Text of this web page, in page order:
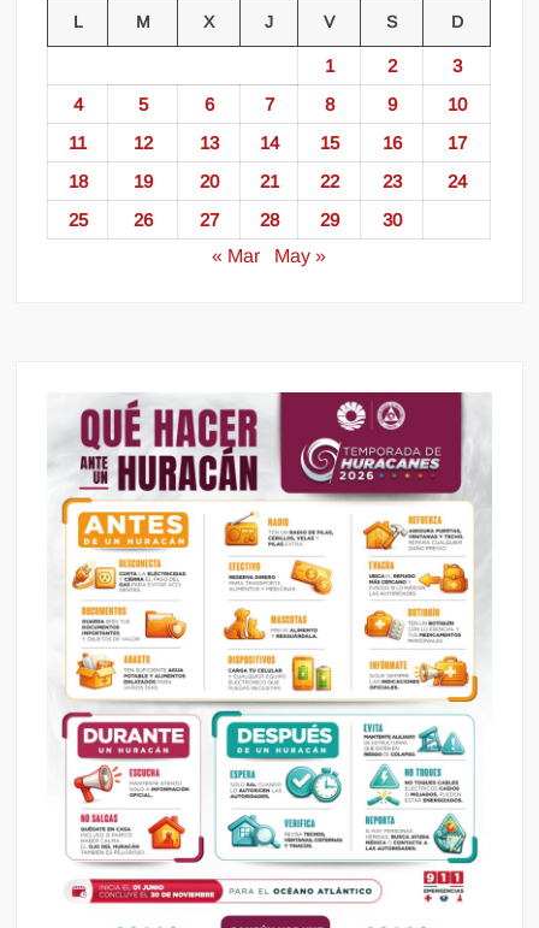
L M X J V S D
1 2
3
4
5 6 7 8 9
10
11
12 13 14 15 16
17
18
19 20 21 22 23
24
25
26 27 28 29
30
« Mar
May »